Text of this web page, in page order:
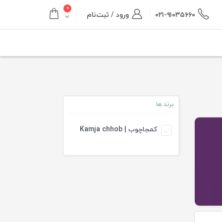
۰۲۱-۹۱۰۳۵۶۶۰ ورود / ثبت‌نام
۰
برند ها
کمجاچوب | Kamja chhob